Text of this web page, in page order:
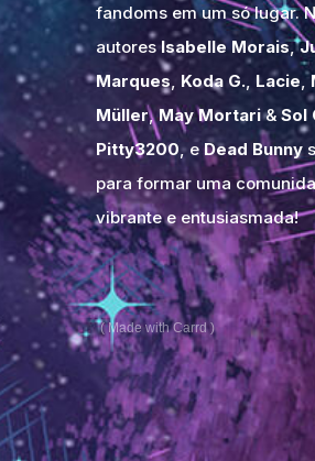
fandoms em um só lugar.
autoresIsabelle Morais,
Marques Koda G., Lacie ,
Müller,May Mortari& Sol
Pitty3200, e Dead Bunny
para formar uma
vibrante e entusiasmada!
Made with Carrd